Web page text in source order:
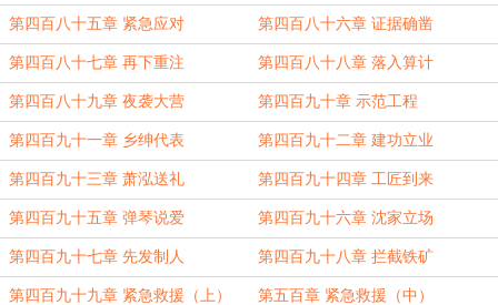
第四百八十五章 紧急应对 第四百八十六章 证据确凿
第四百八十七章 再下重注 第四百八十八章 落入算计
第四百八十九章 夜袭大营 第四百九十章 示范工程
第四百九十一章 乡绅代表 第四百九十二章 建功立业
第四百九十三章 萧泓送礼 第四百九十四章 工匠到来
第四百九十五章 弹琴说爱 第四百九十六章 沈家立场
第四百九十七章 先发制人 第四百九十八章 拦截铁矿
第四百九十九章 紧急救援（上） 第五百章 紧急救援（中）